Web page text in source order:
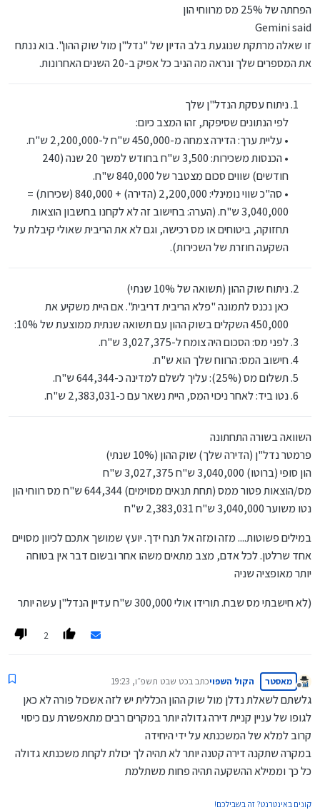
הפחתה של 25% מס מרווחי הון
Gemini said
זו שאלה מרתקת שנוגעת בלב הדיון של "נדל"ן מול שוק ההון". בוא ננתח
את המספרים שלך ונראה מה הניב כל אפיק ב-20 השנים האחרונות.
ניתוח עסקת הנדל"ן שלך
לפי הנתונים שסיפקת, זהו המצב כיום:
• עליית ערך: הדירה צמחה מ-450,000 ש"ח ל-2,200,000 ש"ח.
• הכנסות משכירות: 3,500 ש"ח בחודש למשך 20 שנה (240
חודשים) שווים סכום מצטבר של 840,000 ש"ח.
• סה"כ שווי נומינלי: 2,200,000 (הדירה) + 840,000 (שכירות) =
3,040,000 ש"ח. (הערה: בחישוב זה לא לקחנו בחשבון הוצאות
תחזוקה, ביטוחים או מס רכישה, וגם לא את הריבית שאולי קיבלת על
השקעה חוזרת של השכירות).
ניתוח שוק ההון (תשואה של 10% שנתי)
כאן נכנס לתמונה "פלא הריבית דריבית". אם היית משקיע את
450,000 השקלים בשוק ההון עם תשואה שנתית ממוצעת של 10%:
לפני מס: הסכום היה צומח ל-3,027,375 ש"ח.
חישוב המס: הרווח שלך הוא ש"ח.
תשלום מס (25%): עליך לשלם למדינה כ-644,344 ש"ח.
נטו ביד: לאחר ניכוי המס, היית נשאר עם כ-2,383,031 ש"ח.
השוואה בשורה התחתונה
פרמטר נדל"ן (הדירה שלך) שוק ההון (10% שנתי)
הון סופי (ברוטו) 3,040,000 ש"ח 3,027,375 ש"ח
מס/הוצאות פטור ממס (תחת תנאים מסוימים) 644,344 ש"ח מס רווחי הון
נטו משוער 3,040,000 ש"ח 2,383,031 ש"ח
במילים פשוטות.... מזה ומזה אל תנח ידך. יועץ שמושך אתכם לכיוון מסויים
אחד שרלטן. לכל אדם, מצב מתאים משהו אחר ובשום דבר אין בטוחה
יותר מאופציה שניה
(לא חישבתי מס שבח. תורידו אולי 300,000 ש"ח עדיין הנדל"ן עשה יותר
2
מנותק
מאסטר הקול השפויכתב בכט שבט תשפ״ו, 19:23
נערך לאחרונה על ידי
גלשתם לשאלת נדלן מול שוק ההון הכללית יש לזה אשכול פורה לא כאן
לגופו של עניין קניית דירה גדולה יותר במקרים רבים מתאפשרת עם כיסוי
קרוב למלא של המשכנתא על ידי היחידה
במקרה שתקנה דירה קטנה יותר לא תהיה לך יכולת לקחת משכנתא גדולה
כל כך וממילא ההשקעה תהיה פחות משתלמת
קונים באינטרנט? זה בשבילכם!